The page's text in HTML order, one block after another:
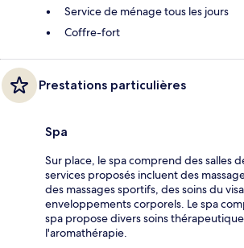
Service de ménage tous les jours
Coffre-fort
Prestations particulières
Spa
Sur place, le spa comprend des salles
services proposés incluent des
des massages sportifs, des soins du
enveloppements corporels. Le spa
spa propose divers soins
l'aromathérapie.